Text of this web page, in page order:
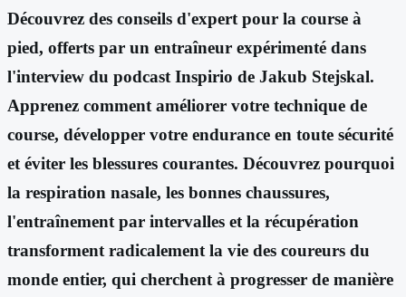
Découvrez des conseils d'expert pour la course à
pied, offerts par un entraîneur expérimenté dans
l'interview du podcast Inspirio de Jakub Stejskal.
Apprenez comment améliorer votre technique de
course, développer votre endurance en toute sécurité
et éviter les blessures courantes. Découvrez pourquoi
la respiration nasale, les bonnes chaussures,
l'entraînement par intervalles et la récupération
transforment radicalement la vie des coureurs du
monde entier, qui cherchent à progresser de manière